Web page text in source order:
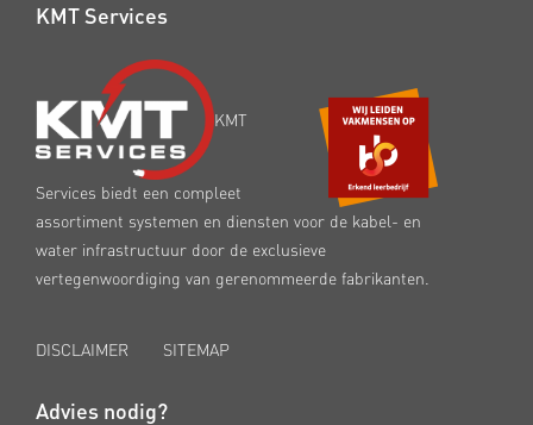
KMT Services
KMT
Services biedt een compleet
assortiment systemen en diensten voor de kabel- en
water infrastructuur door de exclusieve
vertegenwoordiging van gerenommeerde fabrikanten.
DISCLAIMER SITEMAP
Advies nodig?